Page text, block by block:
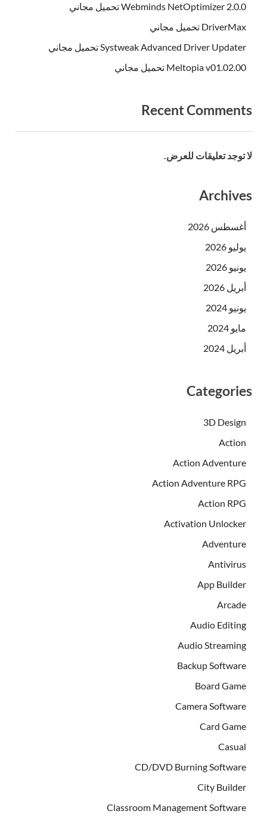
Webminds NetOptimizer 2.0.0 تحميل مجاني
DriverMax تحميل مجاني
Systweak Advanced Driver Updater تحميل مجاني
Meltopia v01.02.00 تحميل مجاني
Recent Comments
لا توجد تعليقات للعرض.
Archives
أغسطس 2026
يوليو 2026
يونيو 2026
أبريل 2026
يونيو 2024
مايو 2024
أبريل 2024
Categories
3D Design
Action
Action Adventure
Action Adventure RPG
Action RPG
Activation Unlocker
Adventure
Antivirus
App Builder
Arcade
Audio Editing
Audio Streaming
Backup Software
Board Game
Camera Software
Card Game
Casual
CD/DVD Burning Software
City Builder
Classroom Management Software